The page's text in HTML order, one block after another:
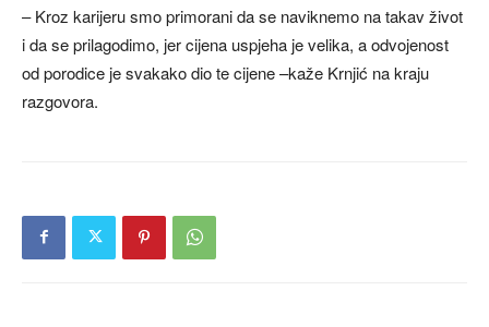
– Kroz karijeru smo primorani da se naviknemo na takav život
i da se prilagodimo, jer cijena uspjeha je velika, a odvojenost
od porodice je svakako dio te cijene –kaže Krnjić na kraju
razgovora.